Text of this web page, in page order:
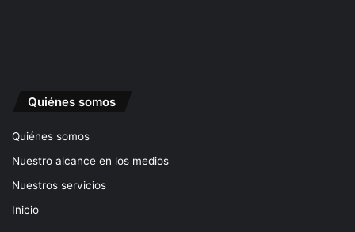
Quiénes somos
Quiénes somos
Nuestro alcance en los medios
Nuestros servicios
Inicio